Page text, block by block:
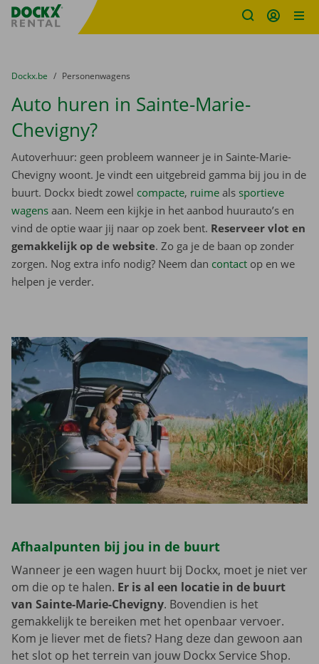
Fratello DEMO
U bevindt zich hier:
van
Dockx.be naar
Personenwagens
Auto huren in Sainte-Marie-
Chevigny?
Autoverhuur: geen probleem wanneer je in Sainte-Marie-
Chevigny woont. Je vindt een uitgebreid gamma bij jou in de
buurt. Dockx biedt zowel compacte, ruime als sportieve
wagens aan. Neem een kijkje in het aanbod huurauto’s en
vind de optie waar jij naar op zoek bent. Reserveer vlot en
gemakkelijk op de website. Zo ga je de baan op zonder
zorgen. Nog extra info nodig? Neem dan contact op en we
helpen je verder.
Afhaalpunten bij jou in de buurt
Wanneer je een wagen huurt bij Dockx, moet je niet ver
om die op te halen. Er is al een locatie in de buurt
van Sainte-Marie-Chevigny. Bovendien is het
gemakkelijk te bereiken met het openbaar vervoer.
Kom je liever met de fiets? Hang deze dan gewoon aan
het slot op het terrein van jouw Dockx Service Shop.